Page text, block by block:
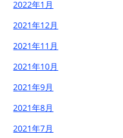
2022年1月
2021年12月
2021年11月
2021年10月
2021年9月
2021年8月
2021年7月